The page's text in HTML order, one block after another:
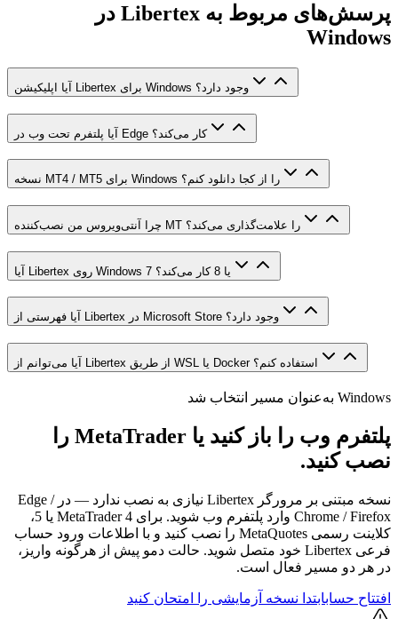
پرسش‌های مربوط به Libertex در
Windows
آیا اپلیکیشن Libertex برای Windows وجود دارد؟
آیا پلتفرم تحت وب در Edge کار می‌کند؟
نسخه MT4 / MT5 برای Windows را از کجا دانلود کنم؟
چرا آنتی‌ویروس من نصب‌کننده MT را علامت‌گذاری می‌کند؟
آیا Libertex روی Windows 7 یا 8 کار می‌کند؟
آیا فهرستی از Libertex در Microsoft Store وجود دارد؟
آیا می‌توانم از Libertex از طریق WSL یا Docker استفاده کنم؟
Windows به‌عنوان مسیر انتخاب شد
پلتفرم وب را باز کنید یا MetaTrader را
نصب کنید.
نسخه مبتنی بر مرورگر Libertex نیازی به نصب ندارد — در Edge /
Chrome / Firefox وارد پلتفرم وب شوید. برای MetaTrader 4 یا 5،
کلاینت رسمی MetaQuotes را نصب کنید و با اطلاعات ورود حساب
فرعی Libertex خود متصل شوید. حالت دمو پیش از هرگونه واریز،
در هر دو مسیر فعال است.
افتتاح حسابابتدا نسخه آزمایشی را امتحان کنید